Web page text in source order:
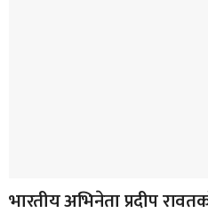
भारतीय अभिनेता प्रदीप